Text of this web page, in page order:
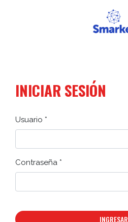
INICIAR SESIÓN
Usuario *
Contraseña *
INGRESAR